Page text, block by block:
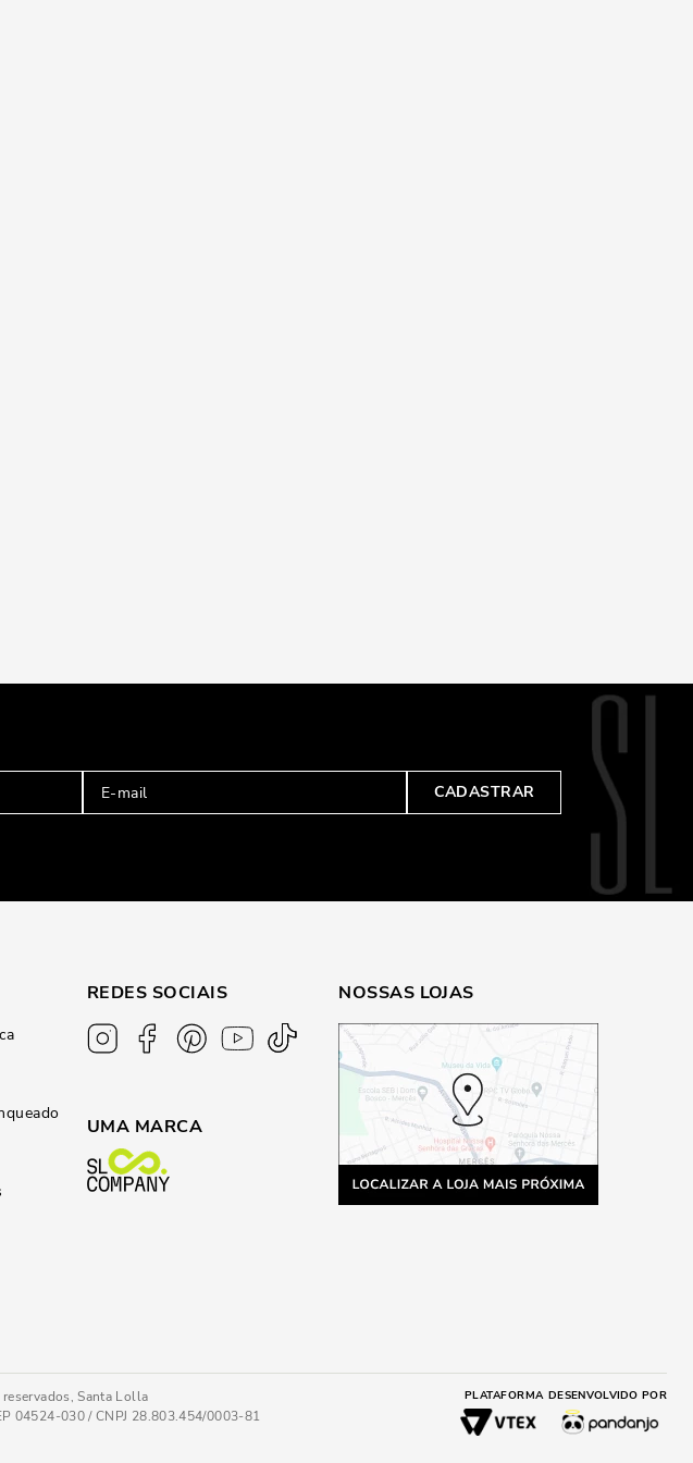
CADASTRAR
REDES SOCIAIS
UMA MARCA
NOSSAS LOJAS
Santa Lolla
04524-030 / CNPJ 28.803.454/0003-81
PLATAFORMA DESENVOLVIDO POR